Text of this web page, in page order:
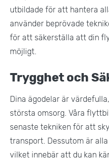
utbildade för att hantera
använder beprövade
för att säkerställa att din
möjligt​.
Trygghet och
Dina ägodelar är
största omsorg. Våra
senaste tekniken för att
transport. Dessutom är
vilket innebär att du kan